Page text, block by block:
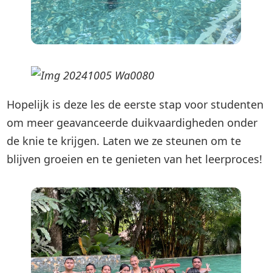
Hopelijk is deze les de eerste stap voor studenten
om meer geavanceerde duikvaardigheden onder
de knie te krijgen. Laten we ze steunen om te
blijven groeien en te genieten van het leerproces!